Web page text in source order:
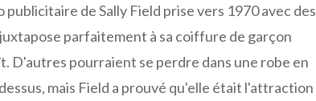
de Sally Field prise vers 1970 avec des
parfaitement à sa coiffure de garçon
D'autres pourraient se perdre dans une robe en
mais Field a prouvé qu'elle était l'attraction